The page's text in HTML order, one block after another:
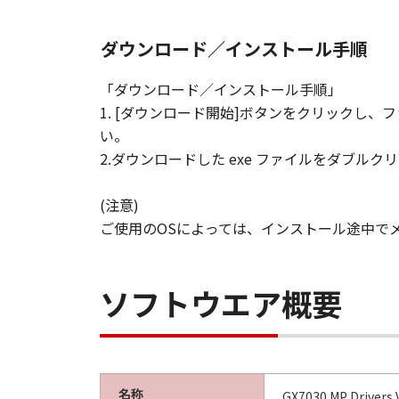
ダウンロード／インストール手順
「ダウンロード／インストール手順」
1. [ダウンロード開始]ボタンをクリックし、
い。
2.ダウンロードした exe ファイルをダブルク
(注意)
ご使用のOSによっては、インストール途中
ソフトウエア概要
名称